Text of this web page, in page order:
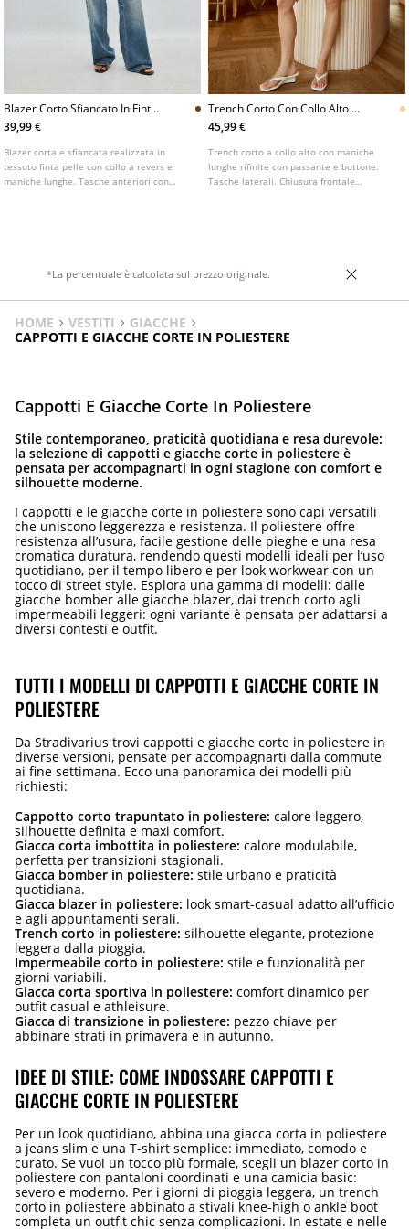
Blazer Corto Sfiancato In Finta
Pelle
39,99 €
Blazer corta e sfiancata realizzata in
tessuto finta pelle con collo a revers e
maniche lunghe. Tasche anteriori con
Trench Corto Con Collo Alto E
Cintura
45,99 €
Trench corto a collo alto con maniche
lunghe rifinite con passante e bottone.
Tasche laterali. Chiusura frontale
*La percentuale è calcolata sul prezzo originale.
HOME VESTITI
GIACCHE
CAPPOTTI E GIACCHE CORTE IN POLIESTERE
Cappotti E Giacche Corte In Poliestere
Stile contemporaneo, praticità quotidiana e resa durevole:
la selezione di cappotti e giacche corte in poliestere è
pensata per accompagnarti in ogni stagione con comfort e
silhouette moderne.
I cappotti e le giacche corte in poliestere sono capi versatili
che uniscono leggerezza e resistenza. Il poliestere offre
resistenza all’usura, facile gestione delle pieghe e una resa
cromatica duratura, rendendo questi modelli ideali per l’uso
quotidiano, per il tempo libero e per look workwear con un
tocco di street style. Esplora una gamma di modelli: dalle
giacche bomber alle giacche blazer, dai trench corto agli
impermeabili leggeri: ogni variante è pensata per adattarsi a
diversi contesti e outfit.
TUTTI I MODELLI DI CAPPOTTI E GIACCHE CORTE IN
POLIESTERE
Da Stradivarius trovi cappotti e giacche corte in poliestere in
diverse versioni, pensate per accompagnarti dalla commute
ai fine settimana. Ecco una panoramica dei modelli più
richiesti:
Cappotto corto trapuntato in poliestere: calore leggero,
silhouette definita e maxi comfort.
Giacca corta imbottita in poliestere: calore modulabile,
perfetta per transizioni stagionali.
Giacca bomber in poliestere: stile urbano e praticità
quotidiana.
Giacca blazer in poliestere: look smart-casual adatto all’ufficio
e agli appuntamenti serali.
Trench corto in poliestere: silhouette elegante, protezione
leggera dalla pioggia.
Impermeabile corto in poliestere: stile e funzionalità per
giorni variabili.
Giacca corta sportiva in poliestere: comfort dinamico per
outfit casual e athleisure.
Giacca di transizione in poliestere: pezzo chiave per
abbinare strati in primavera e in autunno.
IDEE DI STILE: COME INDOSSARE CAPPOTTI E
GIACCHE CORTE IN POLIESTERE
Per un look quotidiano, abbina una giacca corta in poliestere
a jeans slim e una T-shirt semplice: immediato, comodo e
curato. Se vuoi un tocco più formale, scegli un blazer corto in
poliestere con pantaloni coordinati e una camicia basic:
severo e moderno. Per i giorni di pioggia leggera, un trench
corto in poliestere abbinato a stivali knee-high o ankle boot
completa un outfit chic senza complicazioni. In estate e nelle